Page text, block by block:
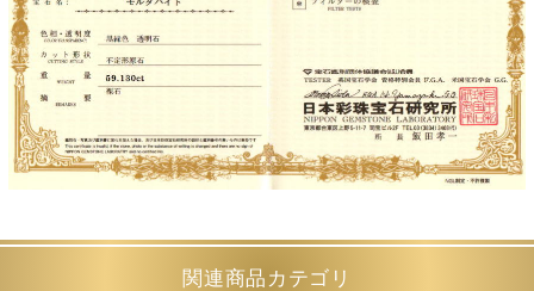
関連商品カテゴリ